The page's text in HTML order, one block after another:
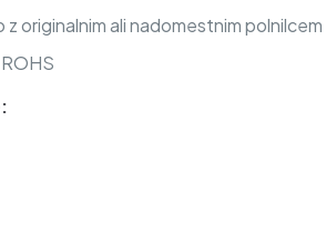
originalnim ali nadomestnim polnilcem